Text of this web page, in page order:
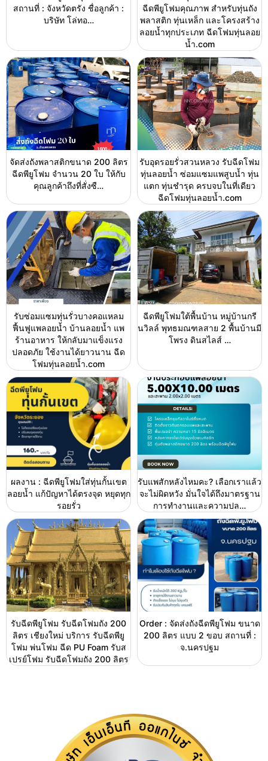
สถานที่ : จังหวัดตรัง ชื่อลูกค้า :
บริษัท โล่ทอ…
ฉีดพียูโฟมคุณภาพ สำหรับทุ่นถัง
พลาสติก ทุ่นเหล็ก และโครงสร้าง
ลอยน้ำทุกประเภท ฉีดโฟมทุ่นลอย
น้ำ.com
จัดส่งถังพลาสติกขนาด 200 ลิตร
ฉีดพียูโฟม จำนวน 20 ใบ ให้กับ
คุณลูกค้าถึงที่สั่งซื…
รับอุดรอยรั่วสวนหลวง รับฉีดโฟม
ทุ่นลอยน้ำ ซ่อมแซมแพสูบน้ำ ทุ่น
แตก ทุ่นชำรุด ครบจบในที่เดียว
ฉีดโฟมทุ่นลอยน้ำ.com
รับซ่อมแซมทุ่นรั่วบางคอแหลม
ฟื้นฟูแพลอยน้ำ บ้านลอยน้ำ แพ
ร้านอาหาร ให้กลับมาแข็งแรง
ปลอดภัย ใช้งานได้ยาวนาน ฉีด
โฟมทุ่นลอยน้ำ.com
ฉีดพียูโฟมใต้พื้นบ้าน หมู่บ้านกรี
นวิลล์ พุทธมณฑลสาย 2 พื้นบ้านมี
โพรง ดินสไลส์ …
ผลงาน : ฉีดพียูโฟมใส่ทุ่นกั้นเขต
ลอยน้ำ แก้ปัญหาได้ตรงจุด หยุดทุก
รอยรั่ว
รับแพสักหลังไหมคะ? เลือกเราแล้ว
จะไม่ผิดหวัง มั่นใจได้ถึงมาตรฐาน
การทำงานและความปล…
รับฉีดพียูโฟม รับฉีดโฟมถัง 200
ลิตร เชียงใหม่ บริการ รับฉีดพียู
โฟม พ่นโฟม ฉีด PU Foam รับส
เปรย์โฟม รับฉีดโฟมถัง 200 ลิตร
Order : จัดส่งถังฉีดพียูโฟม ขนาด
200 ลิตร แบบ 2 ขอบ สถานที่ :
จ.นครปฐม